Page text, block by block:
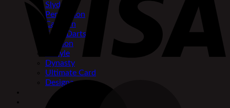
Slydart
Pentathlon
Caliburn
Eagle Darts
Mission
L-Style
Dynasty
Ultimate Card
Designa